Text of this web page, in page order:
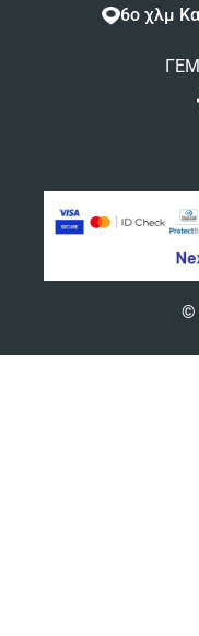
6ο χλμ
©